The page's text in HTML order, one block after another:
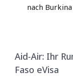
nach
Aid-Air: Ihr
Faso eVisa